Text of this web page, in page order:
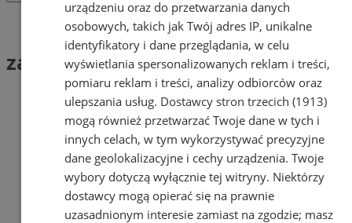
Tag: zabawa sylwestrowa
zabawa sylwestrowa (1)
urządzeniu oraz do przetwarzania danych
osobowych, takich jak Twój adres IP, unikalne
identyfikatory i dane przeglądania, w celu
wyświetlania spersonalizowanych reklam i treści,
pomiaru reklam i treści, analizy odbiorców oraz
ulepszania usług. Dostawcy stron trzecich (1913)
mogą również przetwarzać Twoje dane w tych i
innych celach, w tym wykorzystywać precyzyjne
dane geolokalizacyjne i cechy urządzenia. Twoje
wybory dotyczą wyłącznie tej witryny. Niektórzy
dostawcy mogą opierać się na prawnie
uzasadnionym interesie zamiast na zgodzie; masz